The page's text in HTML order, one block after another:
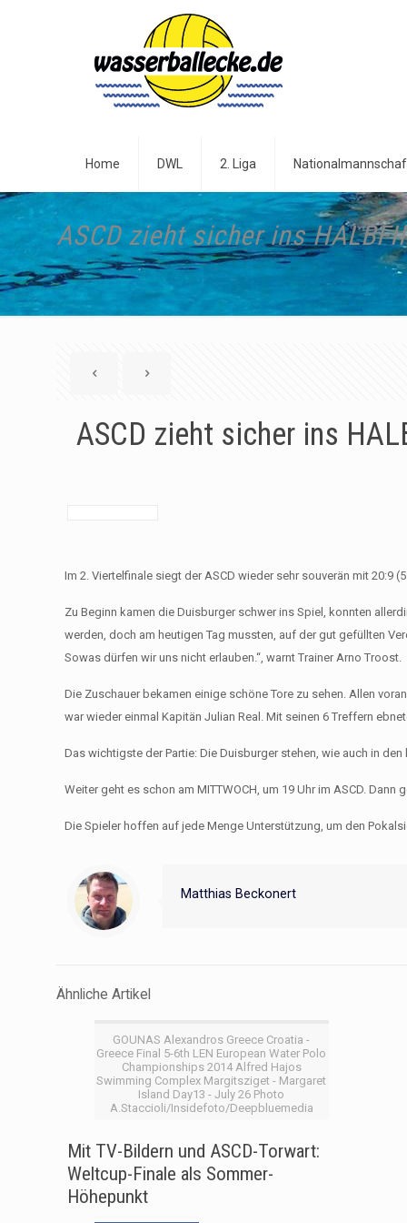
Home DWL 2. Liga
ASCD zieht sicher ins
ASCD zieht sicher ins
Im 2. Viertelfinale siegt der ASCD wieder sehr souverän mit 20:9
Zu Beginn kamen die Duisburger schwer ins Spiel, konnten
werden, doch am heutigen Tag mussten, auf der gut gefüllten
Sowas dürfen wir uns nicht erlauben.“, warnt Trainer Arno Troost.
Die Zuschauer bekamen einige schöne Tore zu sehen. Allen
war wieder einmal Kapitän Julian Real. Mit seinen 6 Treffern
Das wichtigste der Partie: Die Duisburger stehen, wie auch in
Weiter geht es schon am MITTWOCH, um 19 Uhr im ASCD. Dann
Die Spieler hoffen auf jede Menge Unterstützung, um den
Matthias Beckonert
Ähnliche Artikel
GOUNAS Alexandros Greece Croatia -
Greece Final 5-6th LEN European Water Polo
Championships 2014 Alfred Hajos
Swimming Complex Margitsziget - Margaret
Island Day13 - July 26 Photo
A.Staccioli/Insidefoto/Deepbluemedia
Mit TV-Bildern und ASCD-Torwart:
Weltcup-Finale als Sommer-
Höhepunkt